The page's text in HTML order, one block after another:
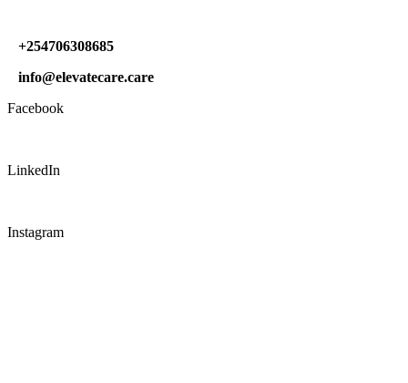
+254706308685
info@elevatecare.care
Facebook
LinkedIn
Instagram